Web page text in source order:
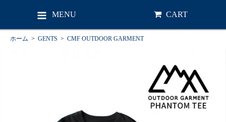
MENU CART
ホーム > GENTS > CMF OUTDOOR GARMENT